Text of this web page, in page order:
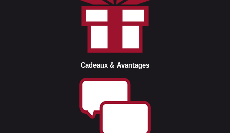
Cadeaux & Avantages